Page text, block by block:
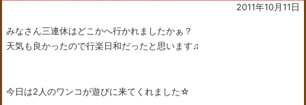
2011年10月11日
みなさん三連休はどこかへ行かれましたかぁ？
天気も良かったので行楽日和だったと思います♫
今日は2人のワンコが遊びに来てくれました☆